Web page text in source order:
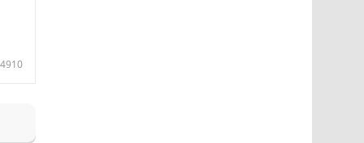
4910